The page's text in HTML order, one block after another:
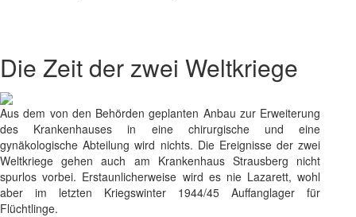
Die Zeit der zwei Weltkriege
Aus dem von den Behörden geplanten Anbau zur Erweiterung
des Krankenhauses in eine chirurgische und eine
gynäkologische Abteilung wird nichts. Die Ereignisse der zwei
Weltkriege gehen auch am Krankenhaus Strausberg nicht
spurlos vorbei. Erstaunlicherweise wird es nie Lazarett, wohl
aber im letzten Kriegswinter 1944/45 Auffanglager für
Flüchtlinge.